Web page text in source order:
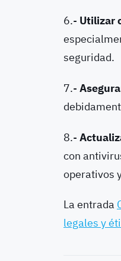
6.- Utilizar
seguridad.
7.-
8.-
con
operativos
La entrada
legales y